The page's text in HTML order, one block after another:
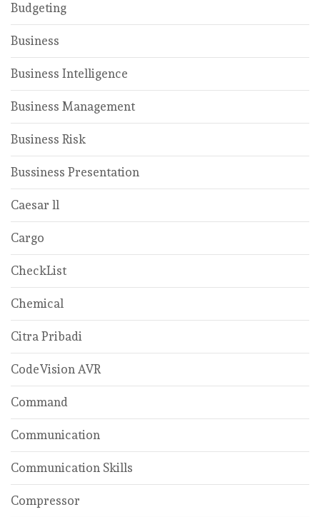
Budgeting
Business
Business Intelligence
Business Management
Business Risk
Bussiness Presentation
Caesar ll
Cargo
CheckList
Chemical
Citra Pribadi
CodeVision AVR
Command
Communication
Communication Skills
Compressor